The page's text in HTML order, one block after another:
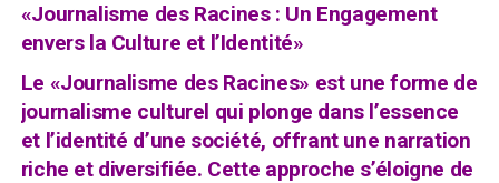
«Journalisme des Racines : Un Engagement
envers la Culture et l’Identité»
Le «Journalisme des Racines» est une forme de
journalisme culturel qui plonge dans l’essence
et l’identité d’une société, offrant une narration
riche et diversifiée. Cette approche s’éloigne de